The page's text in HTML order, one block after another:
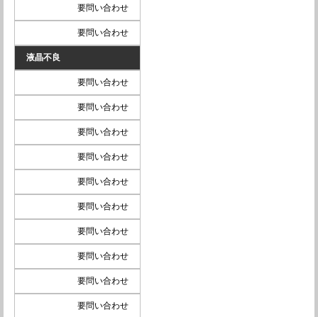
要問い合わせ
要問い合わせ
液晶不良
要問い合わせ
要問い合わせ
要問い合わせ
要問い合わせ
要問い合わせ
要問い合わせ
要問い合わせ
要問い合わせ
要問い合わせ
要問い合わせ